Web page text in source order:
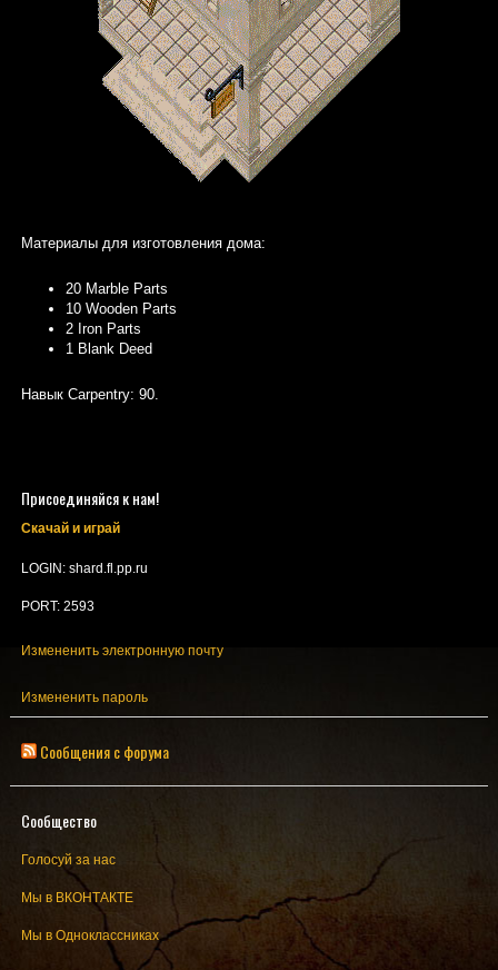
Материалы для изготовления дома:
20 Marble Parts
10 Wooden Parts
2 Iron Parts
1 Blank Deed
Навык Carpentry: 90.
Присоединяйся к нам!
Скачай и играй
LOGIN: shard.fl.pp.ru
PORT: 2593
Измененить электронную почту
Измененить пароль
Сообщения с форума
Сообщество
Голосуй за нас
Мы в ВКОНТАКТЕ
Мы в Одноклассниках